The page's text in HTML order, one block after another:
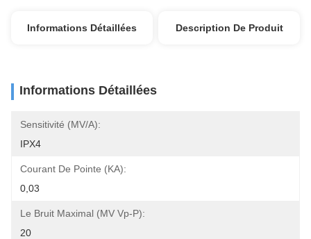
Informations Détaillées Description De Produit
Informations Détaillées
Sensitivité (mV/A):
IPX4
Courant De Pointe (KA):
0,03
Le Bruit Maximal (mV Vp-P):
20